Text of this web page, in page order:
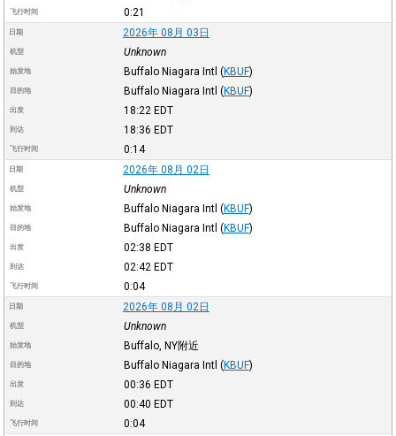
飞行时间 0:21
日期 2026年 08月 03日
机型 Unknown
始发地 Buffalo Niagara Intl (KBUF)
目的地 Buffalo Niagara Intl (KBUF)
出发 18:22 EDT
到达 18:36 EDT
飞行时间 0:14
日期 2026年 08月 02日
机型 Unknown
始发地 Buffalo Niagara Intl (KBUF)
目的地 Buffalo Niagara Intl (KBUF)
出发 02:38 EDT
到达 02:42 EDT
飞行时间 0:04
日期 2026年 08月 02日
机型 Unknown
始发地 Buffalo, NY附近
目的地 Buffalo Niagara Intl (KBUF)
出发 00:36 EDT
到达 00:40 EDT
飞行时间 0:04